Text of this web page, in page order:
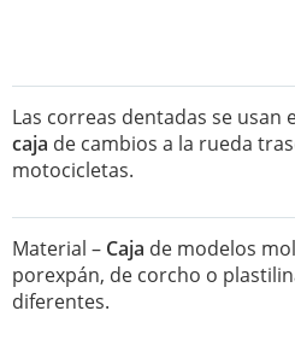
Las correas dentadas se usan
caja de cambios a la rueda
motocicletas.
Material – Caja de modelos
porexpán, de corcho o
diferentes.